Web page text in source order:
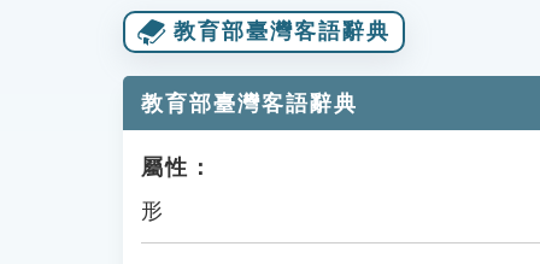
教育部臺灣客語辭典
教育部臺灣客語辭典
屬性：
形